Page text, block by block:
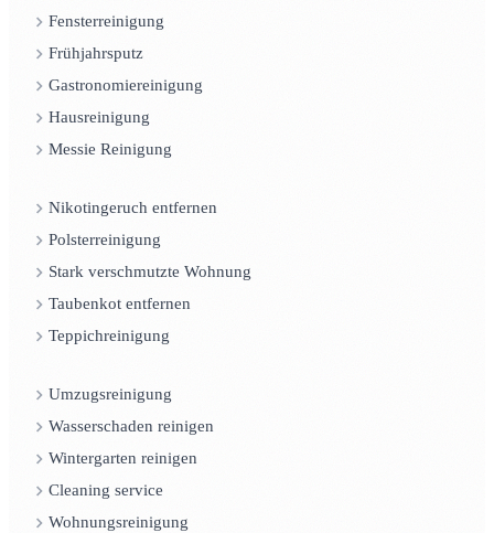
Fensterreinigung
Frühjahrsputz
Gastronomiereinigung
Hausreinigung
Messie Reinigung
Nikotingeruch entfernen
Polsterreinigung
Stark verschmutzte Wohnung
Taubenkot entfernen
Teppichreinigung
Umzugsreinigung
Wasserschaden reinigen
Wintergarten reinigen
Cleaning service
Wohnungsreinigung